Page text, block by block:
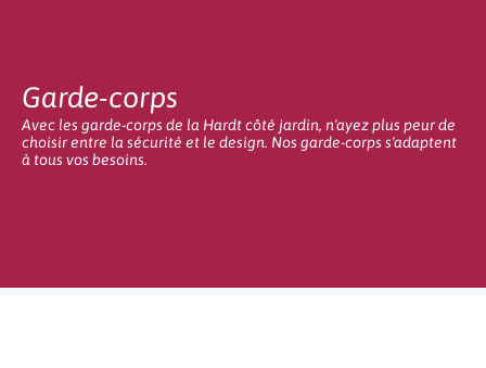
Garde-corps
Avec les garde-corps de la Hardt côté jardin, n'ayez plus peur de
choisir entre la sécurité et le design. Nos garde-corps s'adaptent
à tous vos besoins.